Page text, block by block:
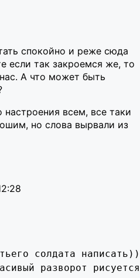
спокойно и реже сюда
если так закроемся же, то
А что может быть
всем, все таки
но слова вырвали из
солдата
разворот рисуется